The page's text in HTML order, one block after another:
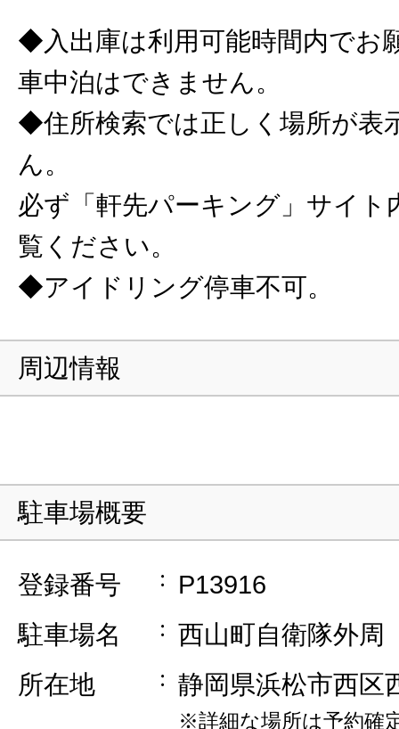
◆入出庫は利用可能時間内でお
車中泊はできません。
◆住所検索では正しく場所が表
ん。
必ず「軒先パーキング」サイト
覧ください。
◆アイドリング停車不可。
周辺情報
駐車場概要
登録番号
P13916
駐車場名
西山町自衛隊外周
所在地
静岡県浜松市西区
※詳細な場所は予約確